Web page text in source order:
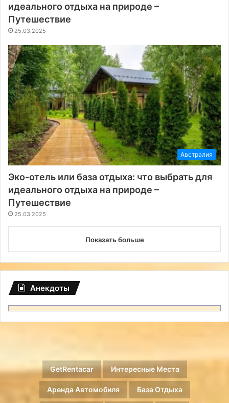
идеального отдыха на природе –
Путешествие
25.03.2025
Австралия
Эко-отель или база отдыха: что выбрать для
идеального отдыха на природе –
Путешествие
25.03.2025
Показать больше
Анекдоты
GetRentacar Интересные Места
Аренда Автомобиля База Отдыха